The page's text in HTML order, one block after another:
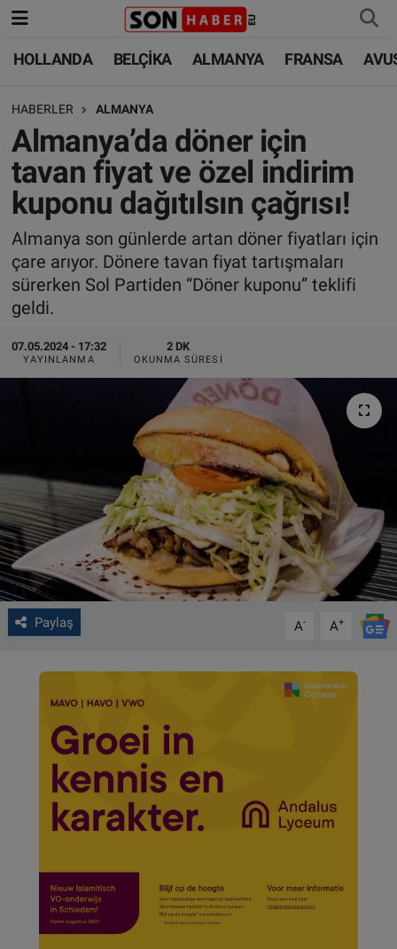
HOLLANDA BELÇİKA ALMANYA FRANSA
HABERLER ALMANYA
Almanya’da döner için
tavan fiyat ve özel indirim
kuponu dağıtılsın çağrısı!
Almanya son günlerde artan döner fiyatları için
çare arıyor. Dönere tavan fiyat tartışmaları
sürerken Sol Partiden “Döner kuponu” teklifi
geldi.
07.05.2024 - 17:32
YAYINLANMA
2 DK
OKUNMA SÜRESI
Paylaş A- A+
HOLLANDA
BELÇİKA
ALMANYA
FRANSA
AVUSTURYA
SAĞLIK - YAŞAM
BİLİM-TEKNOLOJİ
HOLLANDA
BELÇİKA
ALMANYA
TÜRKİYE
DÜNYA
BİLİM-TEKNOLOJİ
SAĞLIK
VIDEO GALERİ
ALGEMENE VOORWAARDEN
CONTACT
Çerez Politikası
Nöbetçi Eczaneler
Hava Durumu
Trafik Durumu
Süper Lig Puan Durumu ve Fikstür
Tüm Manşetler
Son Dakika Haberleri
Haber Arşivi